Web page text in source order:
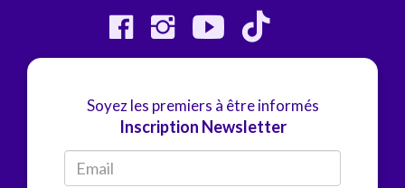
Soyez les premiers à être informés
Inscription Newsletter